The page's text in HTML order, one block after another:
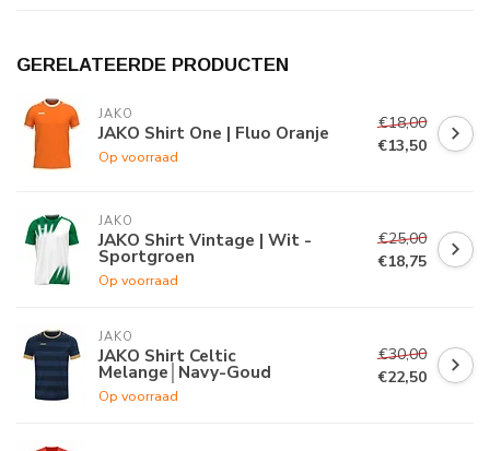
GERELATEERDE PRODUCTEN
JAKO
JAKO Shirt One | Fluo Oranje
Op voorraad
€18,00
€13,50
JAKO
JAKO Shirt Vintage | Wit -
Sportgroen
Op voorraad
€25,00
€18,75
JAKO
JAKO Shirt Celtic
Melange│Navy-Goud
Op voorraad
€30,00
€22,50